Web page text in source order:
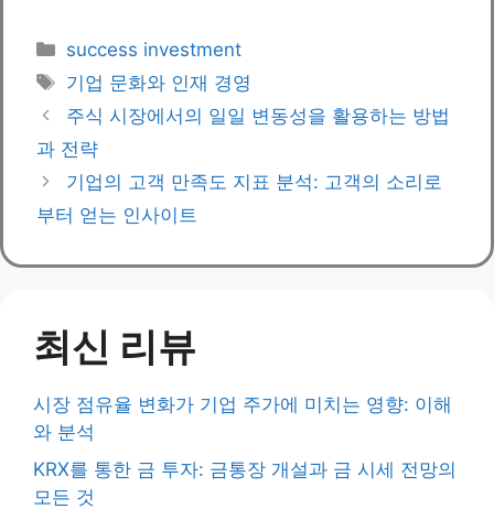
Categories
success investment
Tags
기업 문화와 인재 경영
주식 시장에서의 일일 변동성을 활용하는 방법
과 전략
기업의 고객 만족도 지표 분석: 고객의 소리로
부터 얻는 인사이트
최신 리뷰
시장 점유율 변화가 기업 주가에 미치는 영향: 이해
와 분석
KRX를 통한 금 투자: 금통장 개설과 금 시세 전망의
모든 것